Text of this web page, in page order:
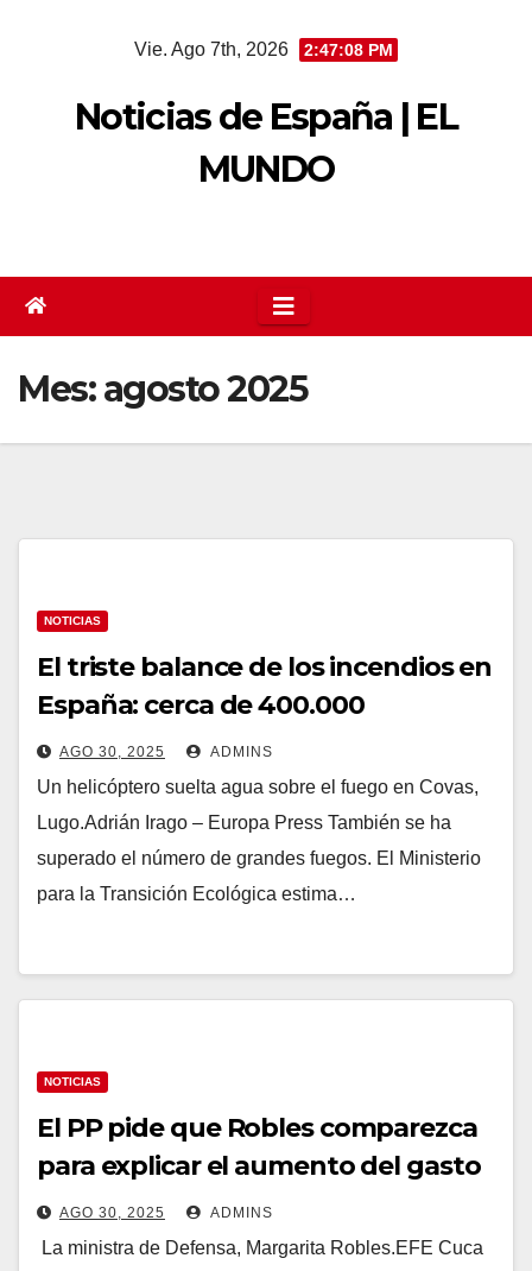
Vie. Ago 7th, 2026 2:47:08 PM
Noticias de España | EL
MUNDO
Mes:agosto 2025
NOTICIAS
El triste balance de los incendios en
España: cerca de 400.000
hectáreas quemadas, el peor año
desde que hay registros
AGO 30, 2025 ADMINS
Un helicóptero suelta agua sobre el fuego en Covas,
Lugo.Adrián Irago – Europa Press También se ha
superado el número de grandes fuegos. El Ministerio
para la Transición Ecológica estima…
NOTICIAS
El PP pide que Robles comparezca
para explicar el aumento del gasto
en Defensa
AGO 30, 2025 ADMINS
La ministra de Defensa, Margarita Robles.EFE Cuca